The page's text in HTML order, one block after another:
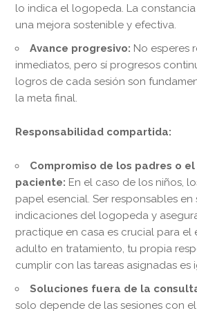
lo indica el logopeda. La
una mejora sostenible y efectiva.
Avance progresivo: No esperes
inmediatos, pero sí progresos
logros de cada sesión son
la meta final.
Responsabilidad compartida:
Compromiso de los padres o
paciente: En el caso de los niños,
papel esencial. Ser responsables en
indicaciones del logopeda y
practique en casa es crucial para el
adulto en tratamiento, tu propia
cumplir con las tareas asignadas es
Soluciones fuera de la
solo depende de las sesiones con